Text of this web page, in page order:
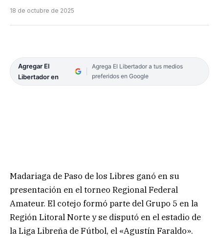
18 de octubre de 2025
Agregar El
Libertador en
Agrega El Libertador a tus medios
preferidos en Google
Madariaga de Paso de los Libres ganó en su
presentación en el torneo Regional Federal
Amateur. El cotejo formó parte del Grupo 5 en la
Región Litoral Norte y se disputó en el estadio de
la Liga Libreña de Fútbol, el «Agustín Faraldo».